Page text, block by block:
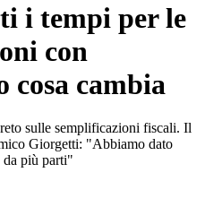
i tempi per le
con
cosa cambia
sulle semplificazioni fiscali. Il
Giorgetti: "Abbiamo dato
da più parti"